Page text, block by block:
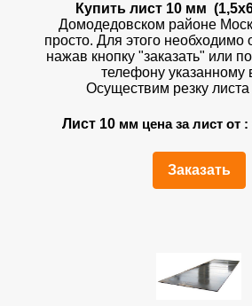
Купить лист 10 мм
Домодедовском районе
просто. Для этого необходимо
нажав кнопку "заказать" или
телефону
Осуществим резку
Лист 10 мм цена за лист от :
Заказать